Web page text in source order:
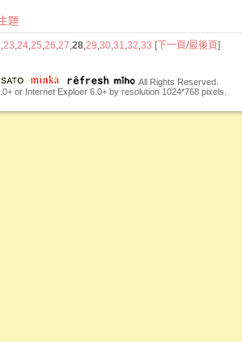
題
23 24 25 26 27 28 29 30 31 32 33 [下一頁/最後頁]
All Rights Reserved.
or Internet Exploer 6.0+ by resolution 1024*768 pixels.